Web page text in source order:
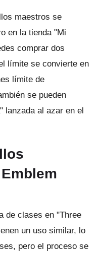
maestros se
en la tienda "Mi
comprar dos
límite se convierte en
límite de
se pueden
lanzada al azar en el
de clases en "Three
un uso similar, lo
pero el proceso se